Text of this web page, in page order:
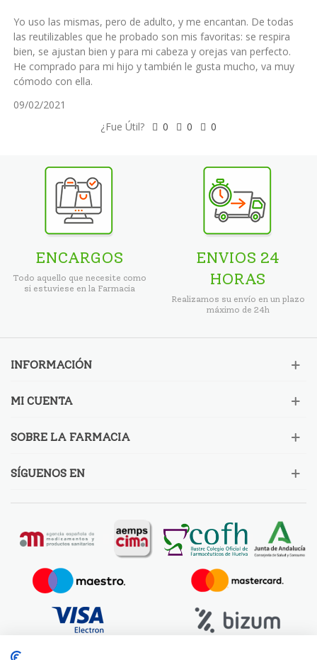
Yo uso las mismas, pero de adulto, y me encantan. De todas
las reutilizables que he probado son mis favoritas: se respira
bien, se ajustan bien y para mi cabeza y orejas van perfecto.
He comprado para mi hijo y también le gusta mucho, va muy
cómodo con ella.
09/02/2021
¿Fue Útil?
0 0 0
ENCARGOS
Todo aquello que necesite como
si estuviese en la Farmacia
ENVIOS 24
HORAS
Realizamos su envío en un plazo
máximo de 24h
INFORMACIÓN
MI CUENTA
SOBRE LA FARMACIA
SÍGUENOS EN